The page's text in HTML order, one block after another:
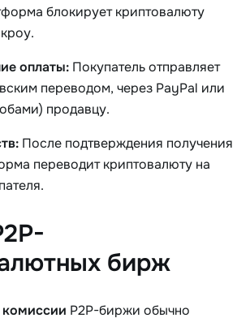
блокирует криптовалюту
оплаты: Покупатель отправляет
переводом, через PayPal или
продавцу.
После подтверждения получения
переводит криптовалюту на
бирж
комиссии P2P-биржи обычно